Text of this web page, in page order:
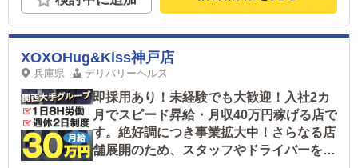
XOXOHug&Kiss神戸店
兵庫県 デリバリーヘルス
即採用あり！未経験でも大歓迎！入社2カ
月でスピード昇給・月収40万円稼げる店で
す。絶好調につき事業拡大中！さらなる店
舗展開のため、スタッフやドライバーを大